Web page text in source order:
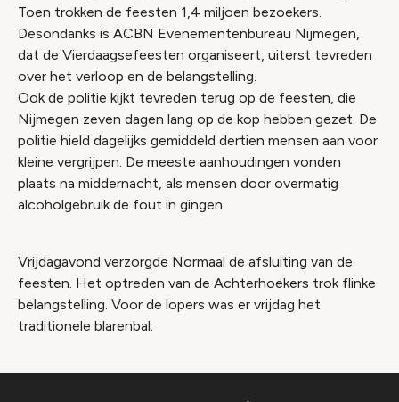
Toen trokken de feesten 1,4 miljoen bezoekers.
Desondanks is ACBN Evenementenbureau Nijmegen,
dat de Vierdaagsefeesten organiseert, uiterst tevreden
over het verloop en de belangstelling.
Ook de politie kijkt tevreden terug op de feesten, die
Nijmegen zeven dagen lang op de kop hebben gezet. De
politie hield dagelijks gemiddeld dertien mensen aan voor
kleine vergrijpen. De meeste aanhoudingen vonden
plaats na middernacht, als mensen door overmatig
alcoholgebruik de fout in gingen.
Vrijdagavond verzorgde Normaal de afsluiting van de
feesten. Het optreden van de Achterhoekers trok flinke
belangstelling. Voor de lopers was er vrijdag het
traditionele blarenbal.